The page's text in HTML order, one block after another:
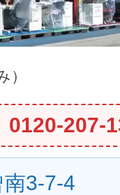
）
0120-207-
3-7-4